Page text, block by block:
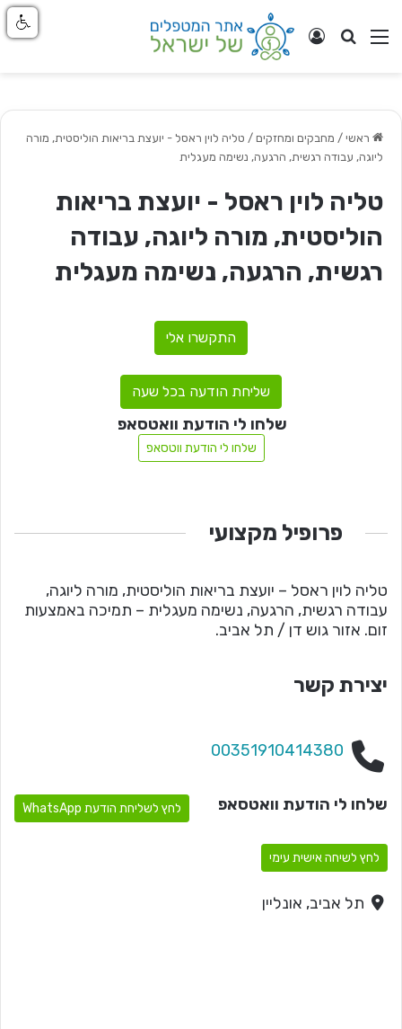
ניווט באתר
חפש התחבר
ראשי / מחבקים ומחזקים / טליה לוין ראסל - יועצת בריאות הוליסטית, מורה
ליוגה, עבודה רגשית, הרגעה, נשימה מעגלית
טליה לוין ראסל - יועצת בריאות
הוליסטית, מורה ליוגה, עבודה
רגשית, הרגעה, נשימה מעגלית
התקשרו אלי
שליחת הודעה בכל שעה
שלחו לי הודעת וואטסאפ
שלחו לי הודעת ווטסאפ
פרופיל מקצועי
טליה לוין ראסל – יועצת בריאות הוליסטית, מורה ליוגה,
עבודה רגשית, הרגעה, נשימה מעגלית – תמיכה באמצעות
זום. אזור גוש דן / תל אביב.
יצירת קשר
00351910414380
שלחו לי הודעת וואטסאפ לחץ לשליחת הודעת WhatsApp
לחץ לשיחה אישית עימי
תל אביב, אונליין